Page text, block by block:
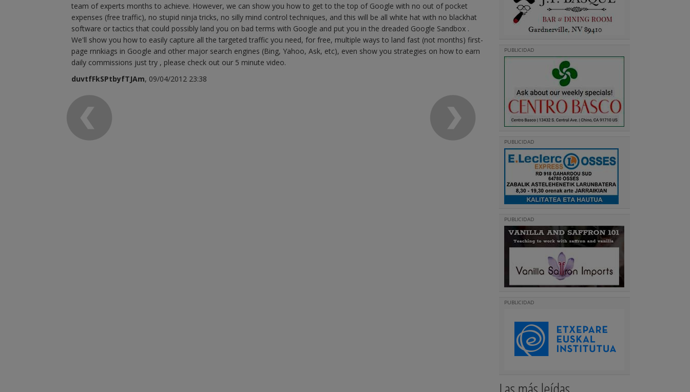
team of experts months to achieve. However, we can show you how to get to the top of Google with no out of pocket
expenses (free traffic), no stupid ninja tricks, no silly mind control techniques, and this will be all white hat with no blackhat
software or tactics that could possibly land you on bad terms with Google and put you in the dreaded Google Sandbox .
We'll show you how to easily capture all the targeted traffic you need, for free, multiple ways to land fast (not months) first-
page rnnkiags in Google and other major search engines (Bing, Yahoo, Ask, etc), even show you strategies on how to earn
daily commissions just try , please check out our 5 minute video.
duvtfFkSPtbyfTJAm, 09/04/2012 23:38
PUBLICIDAD
PUBLICIDAD
PUBLICIDAD
PUBLICIDAD